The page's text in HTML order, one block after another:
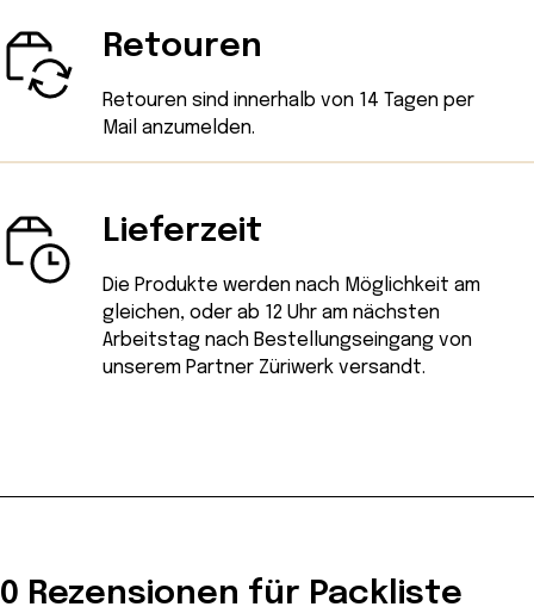
Retouren
Retouren sind innerhalb von 14 Tagen per
Mail anzumelden.
Lieferzeit
Die Produkte werden nach Möglichkeit am
gleichen, oder ab 12 Uhr am nächsten
Arbeitstag nach Bestellungseingang von
unserem Partner Züriwerk versandt.
0 Rezensionen für Packliste